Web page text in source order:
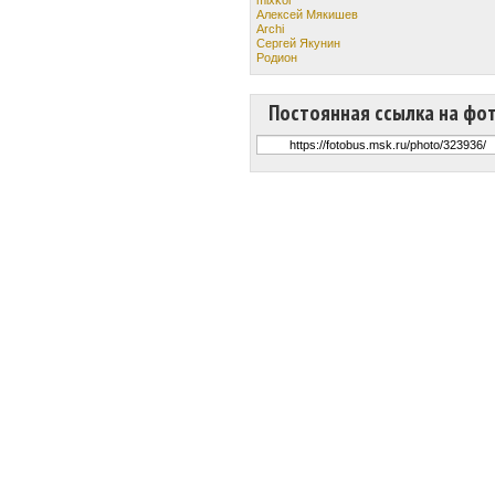
Алексей Мякишев
Archi
Сергей Якунин
Родион
Постоянная ссылка на